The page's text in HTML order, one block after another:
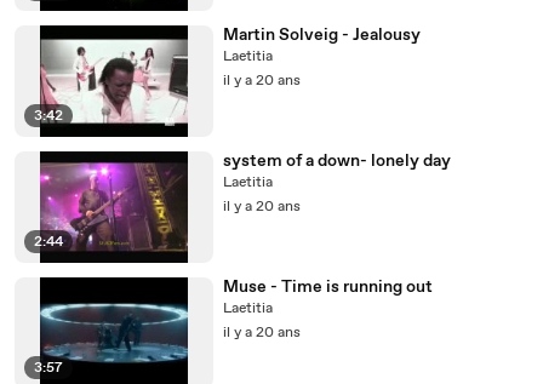
3:42
Martin Solveig - Jealousy
Laetitia
il y a 20 ans
2:44
system of a down- lonely day
Laetitia
il y a 20 ans
3:57
Muse - Time is running out
Laetitia
il y a 20 ans